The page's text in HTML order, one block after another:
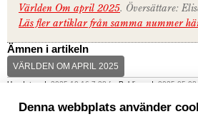
Världen Om april 2025. Översättare:
Läs fler artiklar från samma nummer
Ämnen i artikeln
VÄRLDEN OM APRIL 2025
Uppdaterad: 2025-10-16,7:38 f m Publicerad: 2025-05-08,
Så här jobbarVärlden Ommed
Denna webbplats använder